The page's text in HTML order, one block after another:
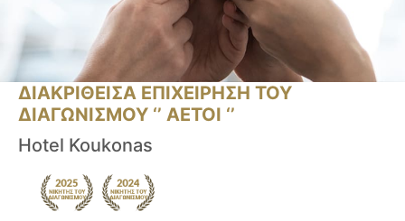
ΔΙΑΚΡΙΘΕΙΣΑ ΕΠΙΧΕΙΡΗΣΗ ΤΟΥ
ΔΙΑΓΩΝΙΣΜΟΥ ‘’ ΑΕΤΟΙ ‘’
Hotel Koukonas